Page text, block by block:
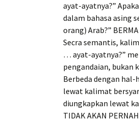
ayat-ayatnya?”
dalam bahasa asing
orang) Arab?”
Secra semantis,
… ayat-ayatnya?”
pengandaian, bukan
Berbeda dengan
lewat kalimat
diungkapkan lewat
TIDAK AKAN